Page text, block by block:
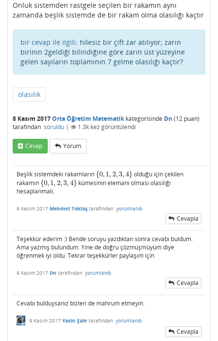
Onluk sistemden rastgele seçilen bir rakamın aynı
zamanda beşlik sistemde de bir rakam olma olasılığı kaçtır
bir cevap ile ilgili: hilesiz bir çift zar atılıyor; zarın
birinin 2geldiği bilindiğine göre zarın üst yüzeyine
gelen sayıların toplamının 7 gelme olasılığı kaçtır?
olasılık
8 Kasım 2017Orta Öğretim Matematikkategorisinde Dn (12 puan)
tarafından soruldu | 1.3k kez görüntülendi
Cevap Yorum
Beşlik sistemdeki rakamların {0, 1, 2, 3, 4}
{0,1,2 ,3,4}
olduğu için çekilen
rakamın {0, 1, 2, 3, 4}
{0,1,2 ,3,4}
kümesinin elemanı olması olasılığı
hesaplanmalı.
9 Kasım 2017 Mehmet Toktaş tarafından yorumlandı
Cevapla
Teşekkür ederim :) Bende soruyu yazdıktan sonra cevabı buldum.
Ama yazmış bulundum. Yine de doğru çözmüşmüyüm diye
öğrenmek iyi oldu. Tekrar teşekkürler paylaşım için
9 Kasım 2017 Dn tarafından yorumlandı
Cevapla
Cevabı bulduysanız bizleri de mahrum etmeyin.
9 Kasım 2017 Yasin Şale tarafından yorumlandı
Cevapla